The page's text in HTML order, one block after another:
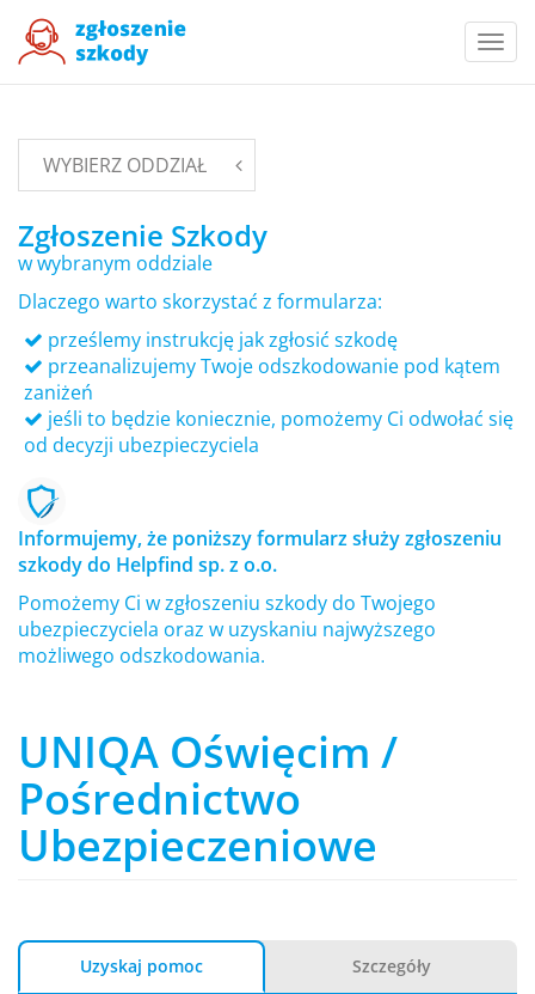
WYBIERZ ODDZIAŁ
Zgłoszenie Szkody
w wybranym oddziale
Dlaczego warto skorzystać z formularza:
prześlemy instrukcję jak zgłosić szkodę
przeanalizujemy Twoje odszkodowanie pod kątem
zaniżeń
jeśli to będzie koniecznie, pomożemy Ci odwołać się
od decyzji ubezpieczyciela
Informujemy, że poniższy formularz służy zgłoszeniu
szkody do Helpfind sp. z o.o.
Pomożemy Ci w zgłoszeniu szkody do Twojego
ubezpieczyciela oraz w uzyskaniu najwyższego
możliwego odszkodowania.
UNIQA Oświęcim /
Pośrednictwo
Ubezpieczeniowe
Uzyskaj pomoc Szczegóły